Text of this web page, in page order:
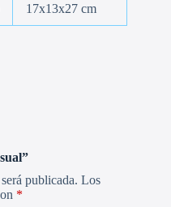
17x13x27 cm
publicada. Los
*